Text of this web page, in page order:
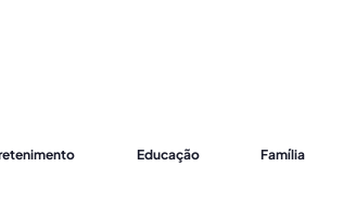
Educação Família